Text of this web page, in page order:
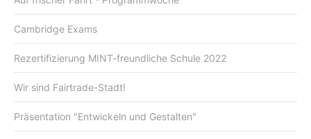
Cambridge Exams
Rezertifizierung MINT-freundliche Schule 2022
Wir sind Fairtrade-Stadt!
Präsentation "Entwickeln und Gestalten"